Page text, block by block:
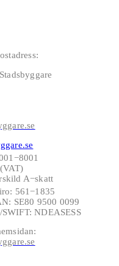
A−skatt
561−1835
SE80 9500 0099
NDEASESS